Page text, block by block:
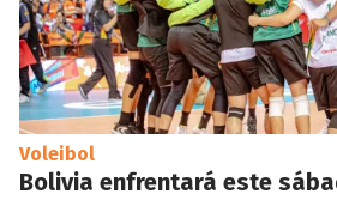
Voleibol
Bolivia enfrentará este